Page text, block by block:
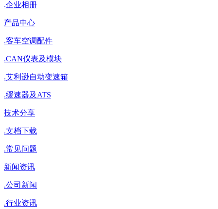
.企业相册
产品中心
.客车空调配件
.CAN仪表及模块
.艾利逊自动变速箱
.缓速器及ATS
技术分享
.文档下载
.常见问题
新闻资讯
.公司新闻
.行业资讯